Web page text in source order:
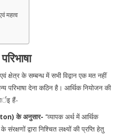
महत्व
क्षेत्र के सम्बन्ध में सभी विद्वान एक मत नहीं
परिभाषा देना कठिन है। आर्थिक नियोजन की
गर्इ हैं-
के अनुसार- ‘‘व्यापक अर्थ में आर्थिक
द्वारा निश्चित लक्ष्यों की प्रप्ति हेतु